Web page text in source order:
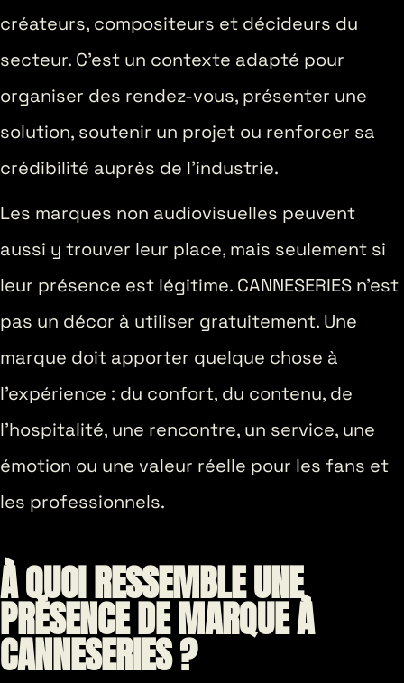
créateurs, compositeurs et décideurs du
secteur. C’est un contexte adapté pour
organiser des rendez-vous, présenter une
solution, soutenir un projet ou renforcer sa
crédibilité auprès de l’industrie.
Les marques non audiovisuelles peuvent
aussi y trouver leur place, mais seulement si
leur présence est légitime. CANNESERIES n’est
pas un décor à utiliser gratuitement. Une
marque doit apporter quelque chose à
l’expérience : du confort, du contenu, de
l’hospitalité, une rencontre, un service, une
émotion ou une valeur réelle pour les fans et
les professionnels.
À QUOI RESSEMBLE UNE
PRÉSENCE DE MARQUE À
CANNESERIES ?